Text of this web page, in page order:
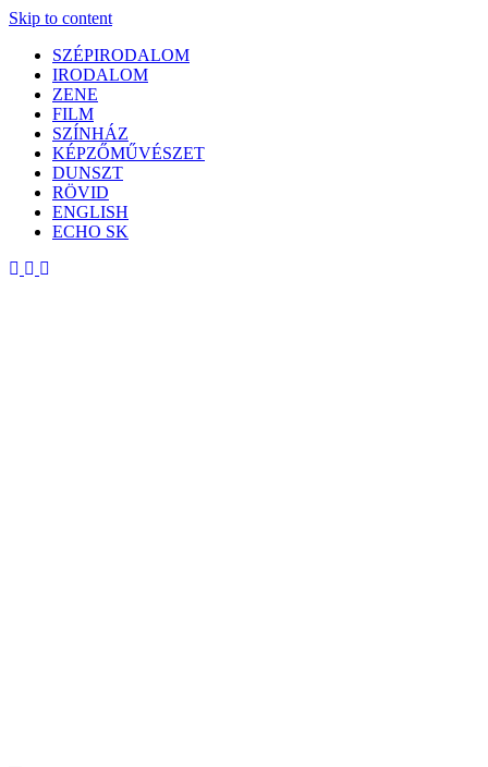
Skip to content
SZÉPIRODALOM
IRODALOM
ZENE
FILM
SZÍNHÁZ
KÉPZŐMŰVÉSZET
DUNSZT
RÖVID
ENGLISH
ECHO SK